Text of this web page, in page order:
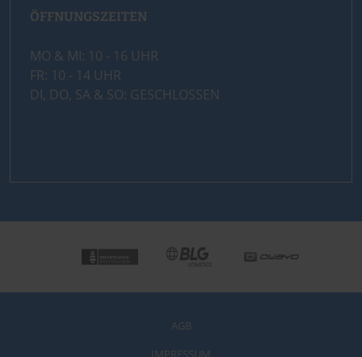
ÖFFNUNGSZEITEN
MO & MI: 10 - 16 UHR
FR: 10 - 14 UHR
DI, DO, SA & SO: GESCHLOSSEN
AGB
IMPRESSUM